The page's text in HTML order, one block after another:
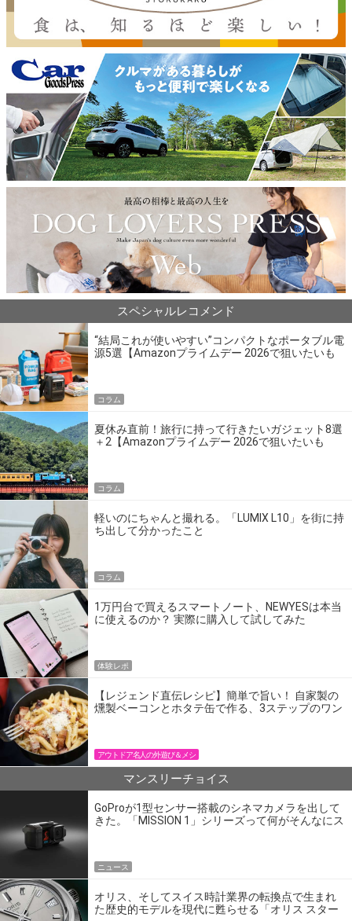
スペシャルレコメンド
“結局これが使いやすい”コンパクトなポータブル電
源5選【Amazonプライムデー 2026で狙いたいも
コラム
夏休み直前！旅行に持って行きたいガジェット8選
＋2【Amazonプライムデー 2026で狙いたいも
コラム
軽いのにちゃんと撮れる。「LUMIX L10」を街に持
ち出して分かったこと
コラム
1万円台で買えるスマートノート、NEWYESは本当
に使えるのか？ 実際に購入して試してみた
体験レポ
【レジェンド直伝レシピ】簡単で旨い！ 自家製の
燻製ベーコンとホタテ缶で作る、3ステップのワン
アウトドア名人の外遊び＆メシ
マンスリーチョイス
GoProが1型センサー搭載のシネマカメラを出して
きた。「MISSION 1」シリーズって何がそんなにス
ニュース
オリス、そしてスイス時計業界の転換点で生まれ
た歴史的モデルを現代に甦らせる「オリス スター